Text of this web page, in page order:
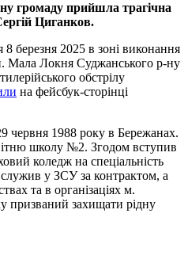
громаду прийшла трагічна
Циганков.
8 березня 2025 в зоні виконання
Мала Локня Суджанського р-ну
обстрілу
на фейсбук-сторінці
червня 1988 року в Бережанах.
школу №2. Згодом вступив
коледж на спеціальність
у ЗСУ за контрактом, а
та в організаціях м.
призваний захищати рідну